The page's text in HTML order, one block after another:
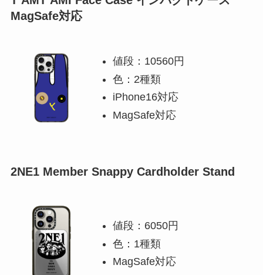
MagSafe対応
値段：10560円
色：2種類
iPhone16対応
MagSafe対応
2NE1 Member Snappy Cardholder Stand
値段：6050円
色：1種類
MagSafe対応